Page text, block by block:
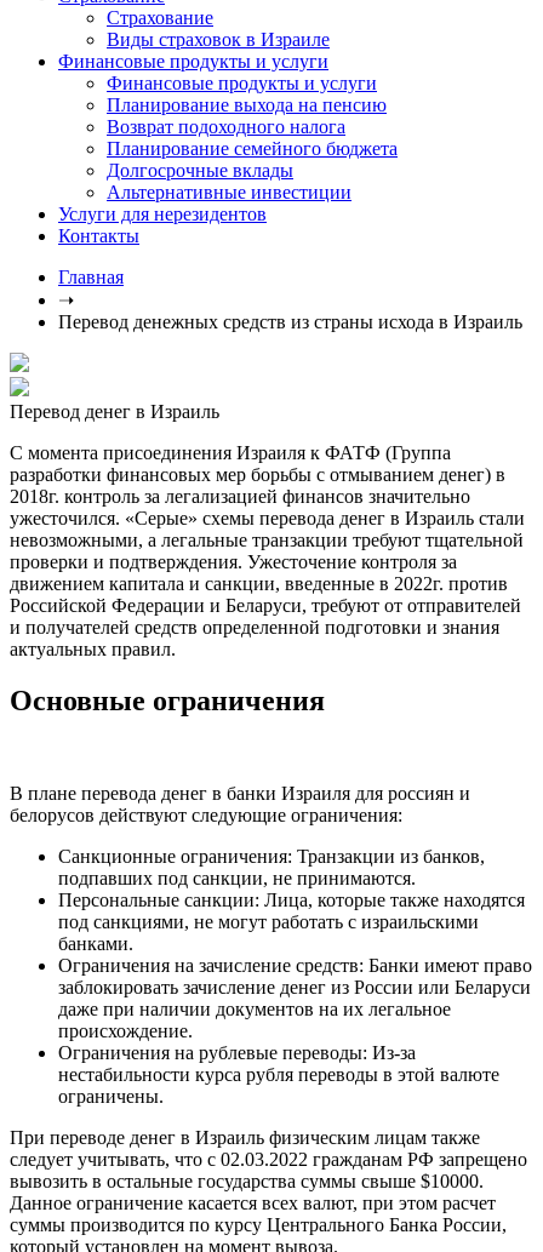
Страхование
Виды страховок в Израиле
Финансовые продукты и услуги
Финансовые продукты и услуги
Планирование выхода на пенсию
Возврат подоходного налога
Планирование семейного бюджета
Долгосрочные вклады
Альтернативные инвестиции
Услуги для нерезидентов
Контакты
Главная
➝
Перевод денежных средств из страны исхода в Израиль
Перевод денег в Израиль
С момента присоединения Израиля к ФАТФ (Группа
разработки финансовых мер борьбы с отмыванием денег) в
2018г. контроль за легализацией финансов значительно
ужесточился. «Серые» схемы перевода денег в Израиль стали
невозможными, а легальные транзакции требуют тщательной
проверки и подтверждения. Ужесточение контроля за
движением капитала и санкции, введенные в 2022г. против
Российской Федерации и Беларуси, требуют от отправителей
и получателей средств определенной подготовки и знания
актуальных правил.
Основные ограничения
В плане перевода денег в банки Израиля для россиян и
белорусов действуют следующие ограничения:
Санкционные ограничения: Транзакции из банков,
подпавших под санкции, не принимаются.
Персональные санкции: Лица, которые также находятся
под санкциями, не могут работать с израильскими
банками.
Ограничения на зачисление средств: Банки имеют право
заблокировать зачисление денег из России или Беларуси
даже при наличии документов на их легальное
происхождение.
Ограничения на рублевые переводы: Из-за
нестабильности курса рубля переводы в этой валюте
ограничены.
При переводе денег в Израиль физическим лицам также
следует учитывать, что c 02.03.2022 гражданам РФ запрещено
вывозить в остальные государства суммы свыше $10000.
Данное ограничение касается всех валют, при этом расчет
суммы производится по курсу Центрального Банка России,
который установлен на момент вывоза.